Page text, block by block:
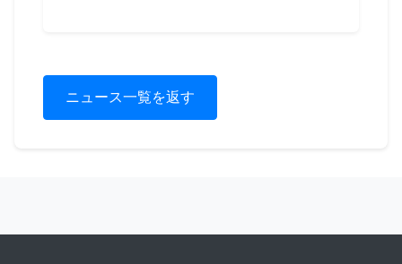
ニュース一覧を返す